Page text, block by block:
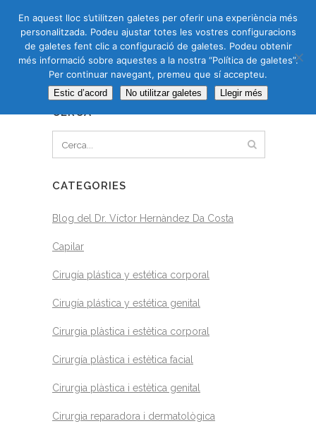
CAS CAT ENG RUS
BLOG
CERCA
CATEGORIES
Blog del Dr. Víctor Hernàndez Da Costa
Capilar
Cirugía plástica y estética corporal
Cirugía plástica y estética genital
Cirurgia plàstica i estètica corporal
Cirurgía plàstica i estètica facial
Cirurgia plàstica i estètica genital
Cirurgia reparadora i dermatològica
En aquest lloc s’utilitzen galetes per oferir una experiència més
personalitzada. Podeu ajustar totes les vostres configuracions
de galetes fent clic a configuració de galetes. Podeu obtenir
més informació sobre aquestes a la nostra “Política de galetes”.
Per continuar navegant, premeu que sí accepteu.
Estic d’acord No utilitzar galetes Llegir més